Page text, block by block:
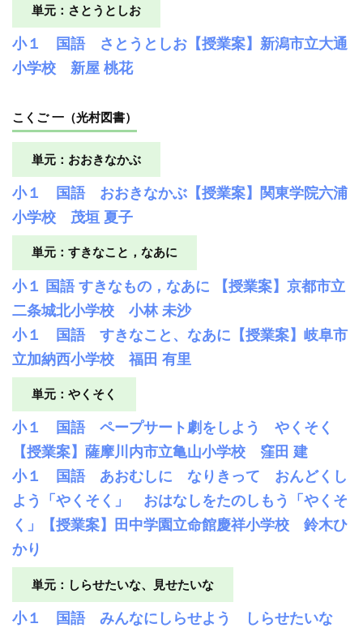
単元：さとうとしお
小１ 国語 さとうとしお【授業案】新潟市立大通
小学校 新屋 桃花
こくご 一（光村図書）
単元：おおきなかぶ
小１ 国語 おおきなかぶ【授業案】関東学院六浦
小学校 茂垣 夏子
単元：すきなこと，なあに
小１ 国語 すきなもの，なあに 【授業案】京都市立
二条城北小学校 小林 未沙
小１ 国語 すきなこと、なあに【授業案】岐阜市
立加納西小学校 福田 有里
単元：やくそく
小１ 国語 ペープサート劇をしよう やくそく
【授業案】薩摩川内市立亀山小学校 窪田 建
小１ 国語 あおむしに なりきって おんどくし
よう「やくそく」 おはなしをたのしもう「やくそ
く」【授業案】田中学園立命館慶祥小学校 鈴木ひ
かり
単元：しらせたいな、見せたいな
小１ 国語 みんなにしらせよう しらせたいな